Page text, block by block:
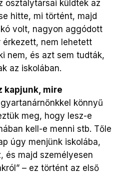
osztálytársai küldték az
hitte, mi történt, majd
volt, nagyon aggódott
érkezett, nem lehetett
nem, és azt sem tudták,
az iskolában.
kapjunk, mire
könnyű
meg, hogy lesz-e
kell-e menni stb. Tőle
úgy menjünk iskolába,
és majd személyesen
– ez történt az első